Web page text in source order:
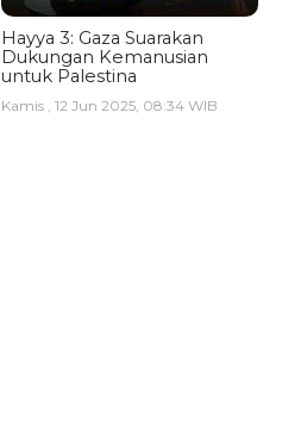
Hayya 3: Gaza Suarakan
Dukungan Kemanusian
untuk Palestina
Kamis , 12 Jun 2025, 08:34 WIB